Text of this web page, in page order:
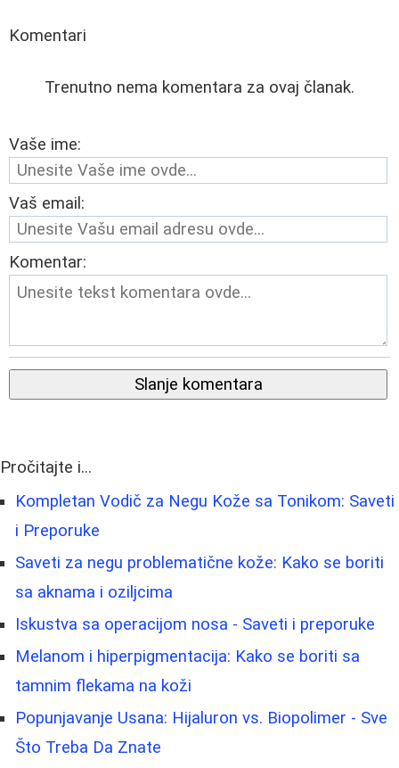
Komentari
Trenutno nema komentara za ovaj članak.
Vaše ime:
Vaš email:
Komentar:
Slanje komentara
Pročitajte i...
Kompletan Vodič za Negu Kože sa Tonikom: Saveti
i Preporuke
Saveti za negu problematične kože: Kako se boriti
sa aknama i oziljcima
Iskustva sa operacijom nosa - Saveti i preporuke
Melanom i hiperpigmentacija: Kako se boriti sa
tamnim flekama na koži
Popunjavanje Usana: Hijaluron vs. Biopolimer - Sve
Što Treba Da Znate